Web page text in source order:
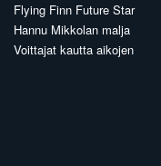
Flying Finn Future Star
Hannu Mikkolan malja
Voittajat kautta aikojen